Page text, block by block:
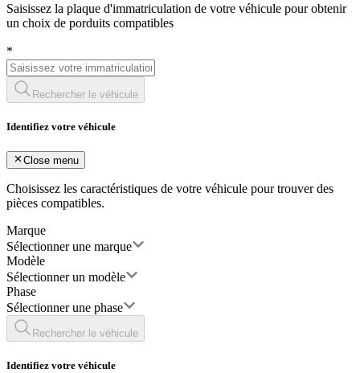
Saisissez la plaque d'immatriculation de votre véhicule pour obtenir
un choix de porduits compatibles
*
Rechercher le véhicule
Identifiez votre véhicule
Close menu
Choisissez les caractéristiques de votre véhicule pour trouver des
pièces compatibles.
Marque
Sélectionner une marque
Modèle
Sélectionner un modèle
Phase
Sélectionner une phase
Rechercher le véhicule
Identifiez votre véhicule